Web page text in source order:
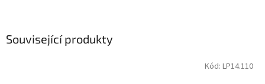
Související produkty
Kód: LP14.110